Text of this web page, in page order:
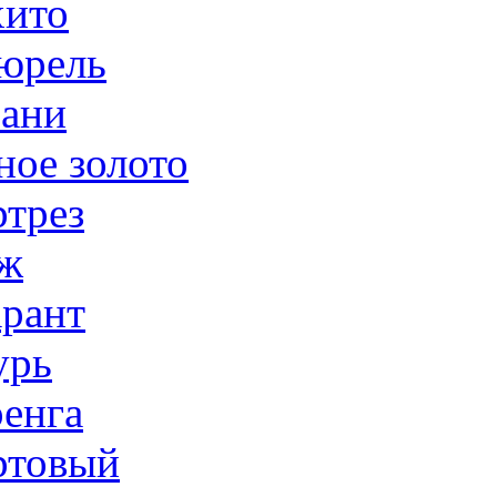
золото